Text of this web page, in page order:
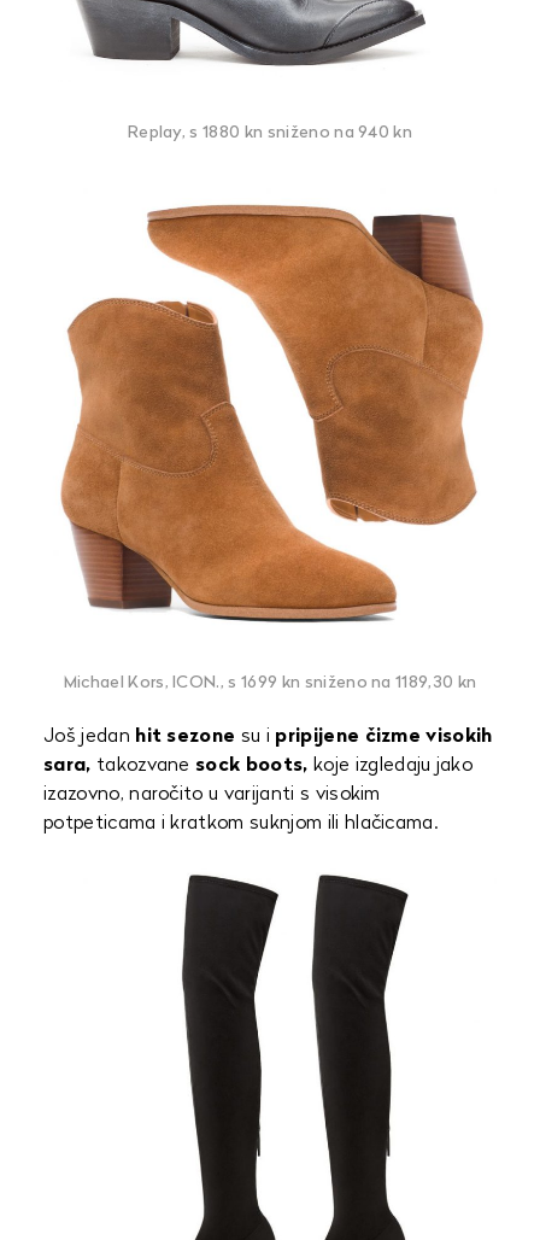
Replay, s 1880 kn sniženo na 940 kn
Michael Kors, ICON., s 1699 kn sniženo na 1189,30 kn
Još jedan hit sezone su i pripijene čizme visokih
sara, takozvane sock boots, koje izgledaju jako
izazovno, naročito u varijanti s visokim
potpeticama i kratkom suknjom ili hlačicama.